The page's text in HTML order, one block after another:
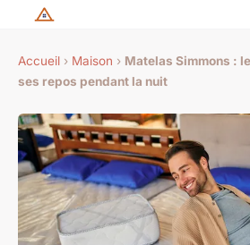
Accueil › Maison › Matelas Simmons :
ses repos pendant la nuit